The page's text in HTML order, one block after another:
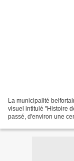
La municipalité
visuel intitulé "Histoire
passé, d'environ une